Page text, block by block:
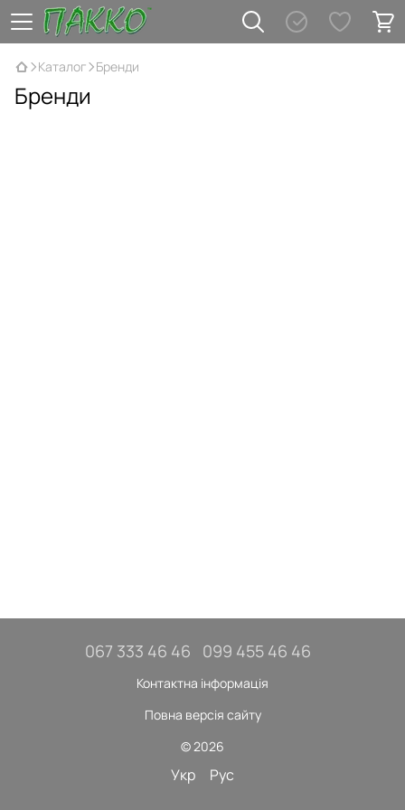
Каталог Бренди
Бренди
067 333 46 46 099 455 46 46
Контактна інформація
Повна версія сайту
© 2026
Укр Рус